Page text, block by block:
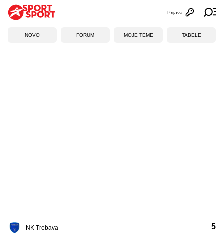
Otvori
Prijava
NOVO FORUM MOJE TEME TABELE
NK Trebava 5